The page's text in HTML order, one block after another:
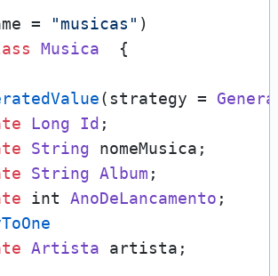
= "musicas"
Musica
  {
(strategy =
Long Id ;
String nomeMusica;
String Album ;
int AnoDeLancamento ;
Artista artista;